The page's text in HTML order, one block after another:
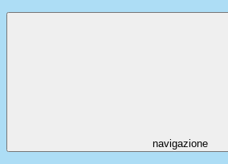
navigazione